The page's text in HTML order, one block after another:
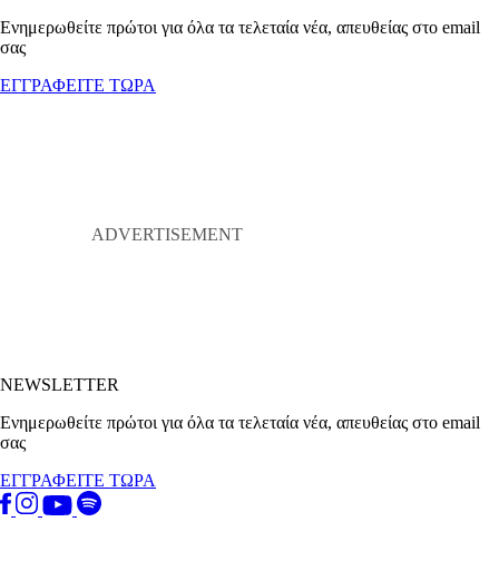
Ενημερωθείτε πρώτοι για όλα τα τελεταία νέα, απευθείας στο email
σας
ΕΓΓΡΑΦΕΙΤΕ ΤΩΡΑ
NEWSLETTER
Ενημερωθείτε πρώτοι για όλα τα τελεταία νέα, απευθείας στο email
σας
ΕΓΓΡΑΦΕΙΤΕ ΤΩΡΑ